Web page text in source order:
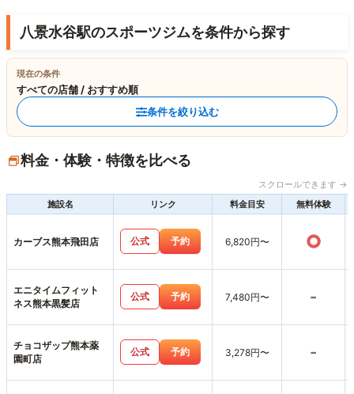
八景水谷駅のスポーツジムを条件から探す
現在の条件
すべての店舗 / おすすめ順
条件を絞り込む
料金・体験・特徴を比べる
スクロールできます →
施設名
リンク 料金目安 無料体験
カーブス熊本飛田店 公式 予約 6,820円〜 ○
エニタイムフィット
ネス熊本黒髪店
公式 予約 7,480円〜 -
チョコザップ熊本薬
園町店
公式 予約 3,278円〜 -